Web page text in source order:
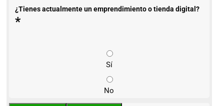
¿Tienes actualmente un emprendimiento o tienda digital?
*
Sí
No